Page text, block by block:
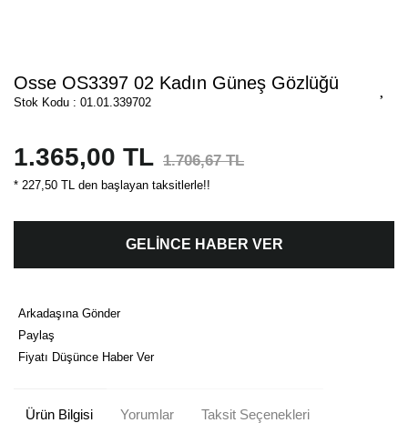
Osse OS3397 02 Kadın Güneş Gözlüğü
Stok Kodu : 01.01.339702
1.365,00 TL 1.706,67 TL
* 227,50 TL den başlayan taksitlerle!!
GELİNCE HABER VER
Arkadaşına Gönder
Paylaş
Fiyatı Düşünce Haber Ver
Ürün Bilgisi Yorumlar Taksit Seçenekleri